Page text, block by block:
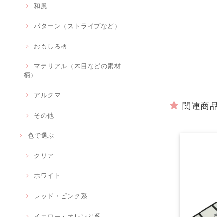
和風
パターン（ストライプなど）
おもしろ柄
マテリアル（木目などの素材
柄）
アルクマ
その他
色で選ぶ
クリア
ホワイト
レッド・ピンク系
関連商